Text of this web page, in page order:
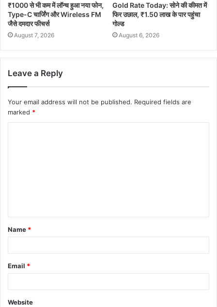
₹1000 से भी कम में लॉन्च हुआ नया फोन,
Type-C चार्जिंग और Wireless FM
जैसे दमदार फीचर्स
August 7, 2026
Gold Rate Today: सोने की कीमत में
फिर उछाल, ₹1.50 लाख के पार पहुंचा
गोल्ड
August 6, 2026
Leave a Reply
Your email address will not be published. Required fields are
marked *
Name *
Email *
Website